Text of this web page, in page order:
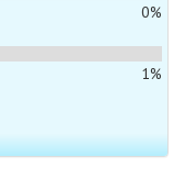
0%
1%